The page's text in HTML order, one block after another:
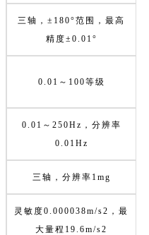
三轴，±180°范围，最高
精度±0.01°
0.01～100等级
0.01～250Hz，分辨率
0.01Hz
三轴，分辨率1mg
灵敏度0.000038m/s2，最
大量程19.6m/s2